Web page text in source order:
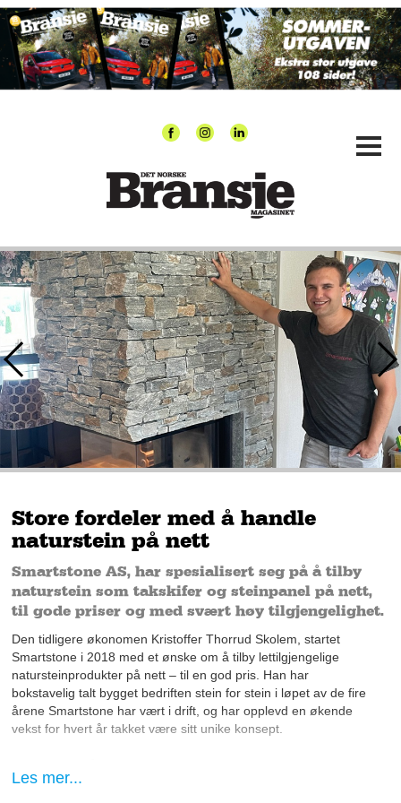
Store fordeler med å handle
naturstein på nett
Smartstone AS, har spesialisert seg på å tilby
naturstein som takskifer og steinpanel på nett,
til gode priser og med svært høy tilgjengelighet.
Den tidligere økonomen Kristoffer Thorrud Skolem, startet
Smartstone i 2018 med et ønske om å tilby lettilgjengelige
natursteinprodukter på nett – til en god pris. Han har
bokstavelig talt bygget bedriften stein for stein i løpet av de fire
årene Smartstone har vært i drift, og har opplevd en økende
vekst for hvert år takket være sitt unike konsept.
med pris og tilgjengelighet for alle. Jeg ser at mange
Les mer...